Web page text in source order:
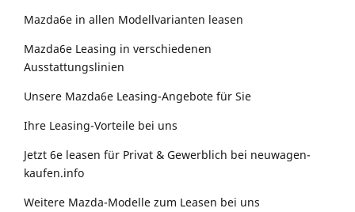
Mazda6e in allen Modellvarianten leasen
Mazda6e Leasing in verschiedenen
Ausstattungslinien
Unsere Mazda6e Leasing-Angebote für Sie
Ihre Leasing-Vorteile bei uns
Jetzt 6e leasen für Privat & Gewerblich bei neuwagen-
kaufen.info
Weitere Mazda-Modelle zum Leasen bei uns